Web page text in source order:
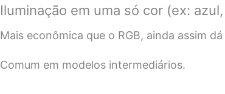
Iluminação em uma só cor (ex:
Mais econômica que o RGB, ainda assim
Comum em modelos intermediários.